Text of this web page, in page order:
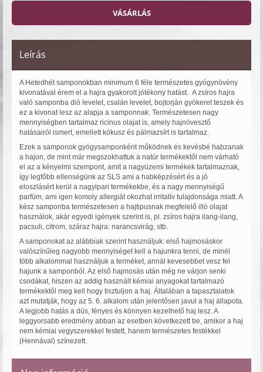
Leírás
A Hetedhét samponokban minimum 6 féle természetes gyógynövény
kivonatával érem el a hajra gyakorolt jótékony hatást. A zsíros hajra
való samponba dió levelet, csalán levelet, bojtorján gyökeret teszek és
ez a kivonat lesz az alapja a samponnak. Természetesen nagy
mennyiségben tartalmaz ricinus olajat is, amely hajnövesztő
hatásairól ismert, emellett kókusz és pálmazsírt is tartalmaz.
Ezek a samponok gyógysamponként működnek és kevésbé habzanak
a hajon, de mint már megszokhattuk a natúr termékektől nem várható
el az a kényelmi szempont, amit a nagyüzemi termékek tartalmaznak,
így legfőbb ellenségünk az SLS ami a habképzésért és a jó
eloszlásért kerül a nagyipari termékekbe, és a nagy mennyiségű
parfüm, ami igen komoly allergiát okozhat irritatív tulajdonsága miatt. A
kész samponba természetesen a hajtipusnak megfelelő illó olajat
használok, akár egyedi igények szerint is, pl. zsíros hajra ilang-ilang,
pacsuli, citrom, száraz hajra: narancsvirág, stb.
A samponokat az alábbiak szerint használjuk: első hajmosáskor
valószínűleg nagyobb mennyiséget kell a hajunkra tenni, de minél
több alkalommal használjuk a terméket, annál kevesebbet vesz fel
hajunk a samponból. Az első hajmosás után még ne várjon senki
csodákat, hiszen az addig használt kémiai anyagokat tartalmazó
termékektől meg kell hogy tisztuljon a haj. Általában a tapasztalatok
azt mutatják, hogy az 5. 6. alkalom után jelentősen javul a haj állapota.
A legjobb hatás a dús, fényes és könnyen kezelhető haj lesz. A
leggyorsabb eredmény abban az esetben következett be, amikor a haj
nem kémiai vegyszerekkel festett, hanem természetes festékkel
(Hennával) színezett.